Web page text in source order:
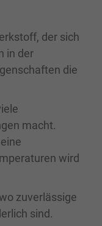
der sich
in der
die
macht.
wird
zuverlässige
sind.